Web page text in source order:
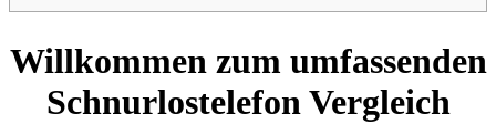
Willkommen zum umfassenden
Schnurlostelefon Vergleich